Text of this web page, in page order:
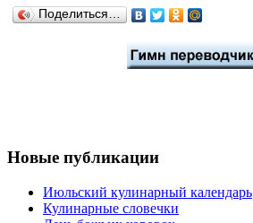
Поделиться…
Новые публикации
Июльский кулинарный календарь
Кулинарные словечки